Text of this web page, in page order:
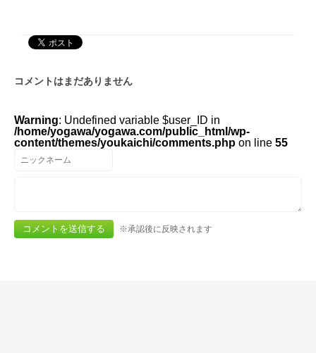
コメントはまだありません
Warning: Undefined variable $user_ID in
/home/yogawa/yogawa.com/public_html/wp-
content/themes/youkaichi/comments.php on line 55
※承認後に反映されます